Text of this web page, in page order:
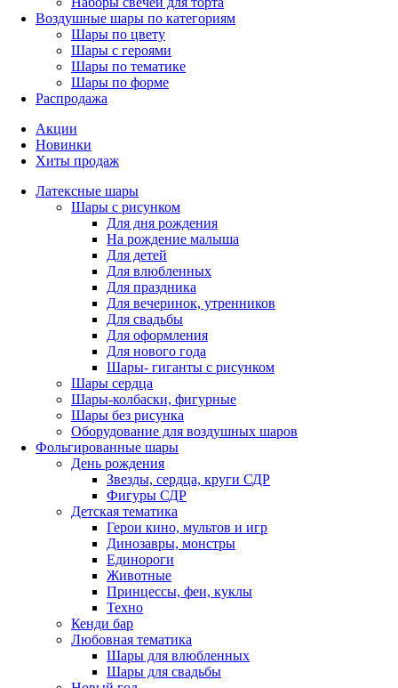
Воздушные шары по категориям
Шары по цвету
Шары с героями
Шары по тематике
Шары по форме
Распродажа
Акции
Новинки
Хиты продаж
Латексные шары
Шары с рисунком
Для дня рождения
На рождение малыша
Для детей
Для влюбленных
Для праздника
Для вечеринок, утренников
Для свадьбы
Для оформления
Для нового года
Шары- гиганты с рисунком
Шары сердца
Шары-колбаски, фигурные
Шары без рисунка
Оборудование для воздушных шаров
Фольгированные шары
День рождения
Звезды, сердца, круги СДР
Фигуры СДР
Детская тематика
Герои кино, мультов и игр
Динозавры, монстры
Единороги
Животные
Принцессы, феи, куклы
Техно
Кенди бар
Любовная тематика
Шары для влюбленных
Шары для свадьбы